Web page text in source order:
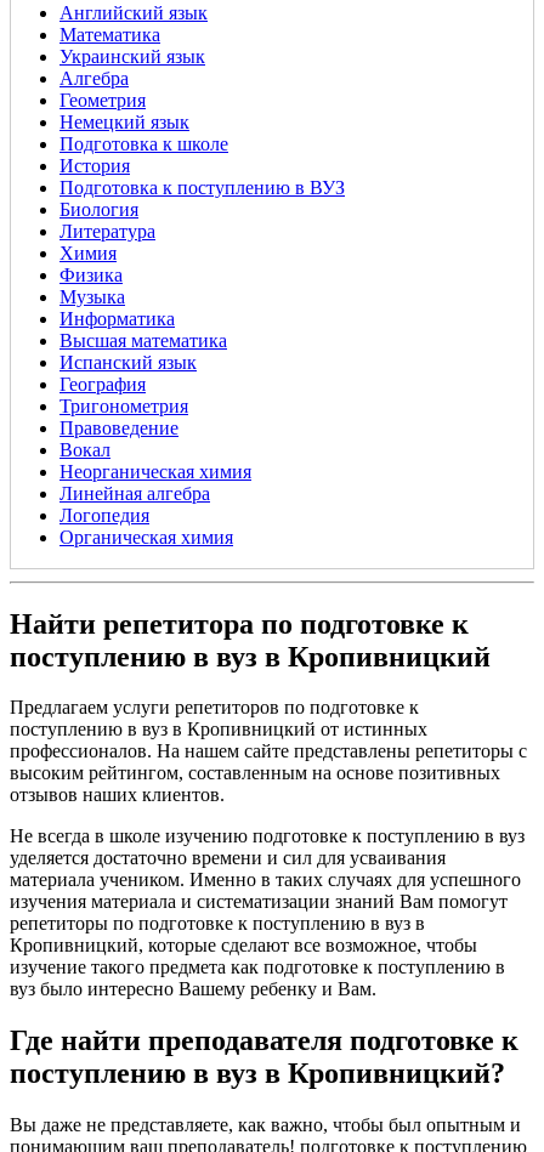
Английский язык
Математика
Украинский язык
Алгебра
Геометрия
Немецкий язык
Подготовка к школе
История
Подготовка к поступлению в ВУЗ
Биология
Литература
Химия
Физика
Музыка
Информатика
Высшая математика
Испанский язык
География
Тригонометрия
Правоведение
Вокал
Неорганическая химия
Линейная алгебра
Логопедия
Органическая химия
Найти репетитора по подготовке к
поступлению в вуз в Кропивницкий
Предлагаем услуги репетиторов по подготовке к
поступлению в вуз в Кропивницкий от истинных
профессионалов. На нашем сайте представлены репетиторы с
высоким рейтингом, составленным на основе позитивных
отзывов наших клиентов.
Не всегда в школе изучению подготовке к поступлению в вуз
уделяется достаточно времени и сил для усваивания
материала учеником. Именно в таких случаях для успешного
изучения материала и систематизации знаний Вам помогут
репетиторы по подготовке к поступлению в вуз в
Кропивницкий, которые сделают все возможное, чтобы
изучение такого предмета как подготовке к поступлению в
вуз было интересно Вашему ребенку и Вам.
Где найти преподавателя подготовке к
поступлению в вуз в Кропивницкий?
Вы даже не представляете, как важно, чтобы был опытным и
понимающим ваш преподаватель! подготовке к поступлению